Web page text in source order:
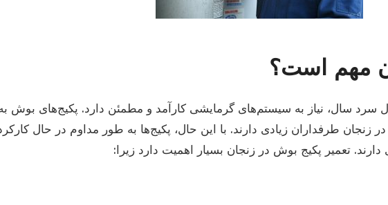
مهم است؟
سال، نیاز به سیستم‌های گرمایشی کارآمد و مطمئن دارد. پکیج‌های بوش به
زنجان طرفداران زیادی دارند. با این حال، پکیج‌ها به طور مداوم در حال
دارند. تعمیر پکیج بوش در زنجان بسیار اهمیت دارد زیرا: